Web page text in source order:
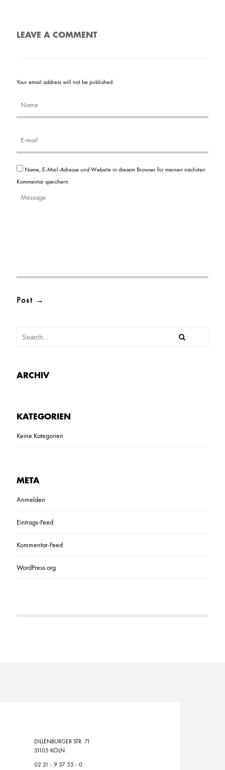
LEAVE A COMMENT
Your email address will not be published.
Name, E-Mail-Adresse und Website in diesem Browser für meinen nächsten
Kommentar speichern.
ARCHIV
KATEGORIEN
Keine Kategorien
META
Anmelden
Eintrags-Feed
Kommentar-Feed
WordPress.org
DILLENBURGER STR. 71
51105 KÖLN
02 21 - 9 37 55 - 0